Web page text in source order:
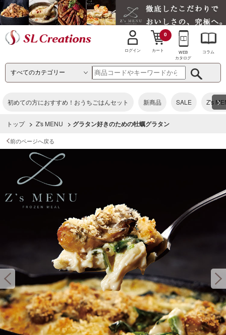
ログイン カート
0
WEB
カタログ
コラム
初めての方におすすめ！おうちごはんセット 新商品 SALE Z's >
トップ > Z's MENU > グラタン好きのための牡蠣グラタン
前のページへ戻る